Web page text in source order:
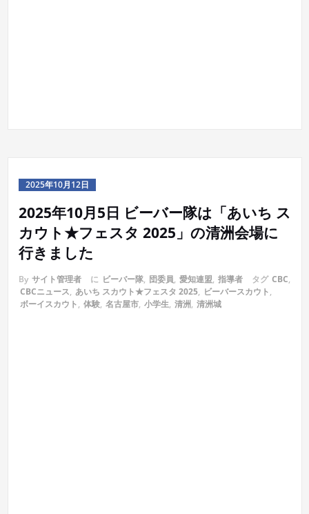
2025年10月12日
2025年10月5日 ビーバー隊は「あいち ス
カウト★フェスタ 2025」の清洲会場に
行きました
By サイト管理者 に ビーバー隊, 団委員, 愛知連盟, 指導者 タグ CBC,
CBCニュース, あいち スカウト★フェスタ 2025, ビーバースカウト,
ボーイスカウト, 体験, 名古屋市, 小学生, 清洲, 清洲城